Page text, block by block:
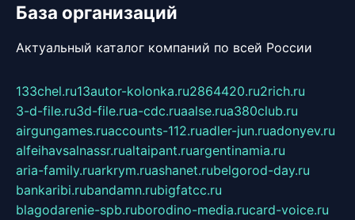
База организаций
Актуальный каталог компаний по всей России
133chel.ru13autor-kolonka.ru2864420.ru2rich.ru
3-d-file.ru3d-file.rua-cdc.ruaalse.rua380club.ru
airgungames.ruaccounts-112.ruadler-jun.ruadonyev.ru
alfeihavsalnassr.rualtaipant.ruargentinamia.ru
aria-family.ruarkrym.ruashanet.rubelgorod-day.ru
bankaribi.rubandamn.rubigfatcc.ru
blagodarenie-spb.ruborodino-media.rucard-voice.ru